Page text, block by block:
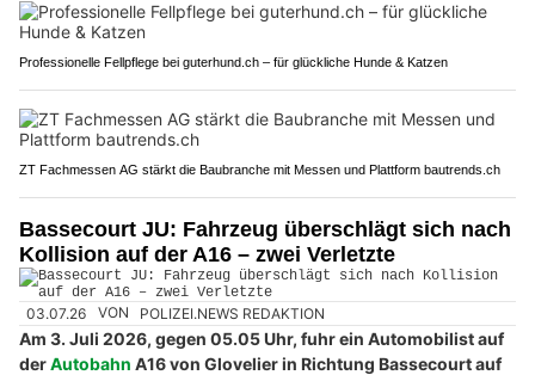
Professionelle Fellpflege bei guterhund.ch – für glückliche Hunde & Katzen
ZT Fachmessen AG stärkt die Baubranche mit Messen und Plattform bautrends.ch
Bassecourt JU: Fahrzeug überschlägt sich nach
Kollision auf der A16 – zwei Verletzte
03.07.26 VON POLIZEI.NEWS REDAKTION
Am 3. Juli 2026, gegen 05.05 Uhr, fuhr ein Automobilist auf
derAutobahn A16 von Glovelier in Richtung Bassecourt auf